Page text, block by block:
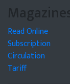
Magazines
Read Online
Subscription
Circulation
Tariff